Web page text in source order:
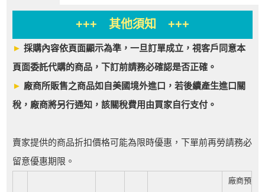
+++ 其他須知 +++
►採購內容依頁面顯示為準，一旦訂單成立，視客戶同意本
頁面委託代購的商品，下訂前請務必確認是否正確。
► 廠商所販售之商品如自美國境外進口，若後續產生進口關
稅，廠商將另行通知，該關稅費用由買家自行支付。
賣家提供的商品折扣價格可能為限時優惠，下單前再勞請務必
留意優惠期限。
廠商預